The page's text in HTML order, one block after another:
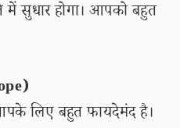
में सुधार होगा। आपको बहुत
लिए बहुत फायदेमंद है।